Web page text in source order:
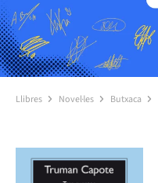
Llibres Novel·les Butxaca